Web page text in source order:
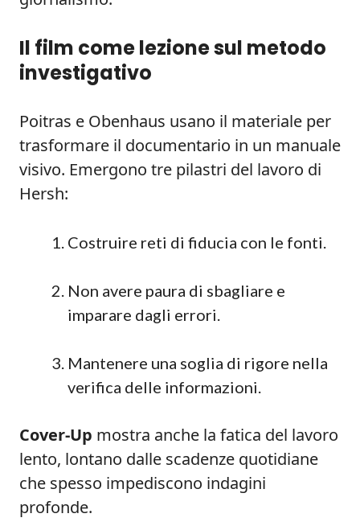
Il film come lezione sul metodo
investigativo
Poitras e Obenhaus usano il materiale per
trasformare il documentario in un manuale
visivo. Emergono tre pilastri del lavoro di
Hersh:
Costruire reti di fiducia con le fonti.
Non avere paura di sbagliare e
imparare dagli errori.
Mantenere una soglia di rigore nella
verifica delle informazioni.
Cover-Up mostra anche la fatica del lavoro
lento, lontano dalle scadenze quotidiane
che spesso impediscono indagini
profonde.